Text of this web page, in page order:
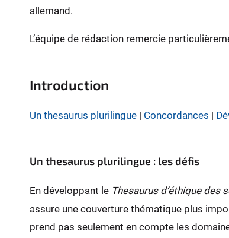
allemand.
L’équipe de rédaction remercie
Introduction
Un thesaurus plurilingue | Concordances |
Un thesaurus plurilingue : les défis
En développant le Thesaurus d’éthique des
assure une couverture thématique plus
prend pas seulement en compte les